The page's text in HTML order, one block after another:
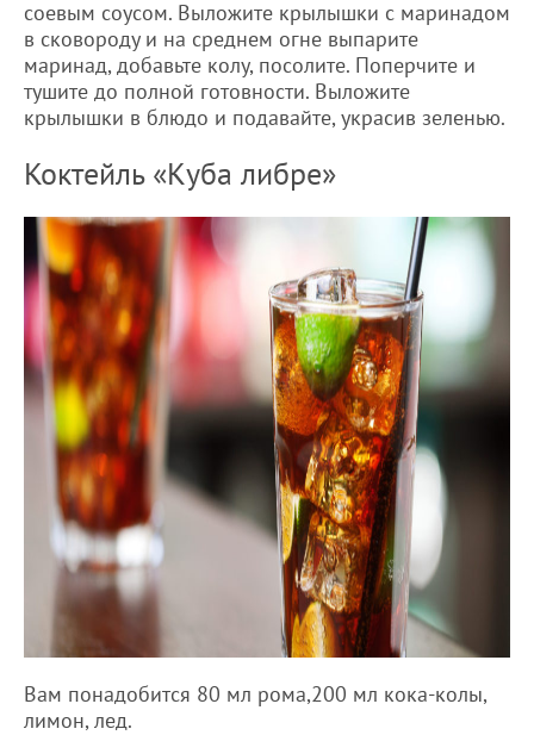
соевым соусом. Выложите крылышки с маринадом
в сковороду и на среднем огне выпарите
маринад, добавьте колу, посолите. Поперчите и
тушите до полной готовности. Выложите
крылышки в блюдо и подавайте, украсив зеленью.
Коктейль «Куба либре»
Вам понадобится 80 мл рома,200 мл кока-колы,
лимон, лед.